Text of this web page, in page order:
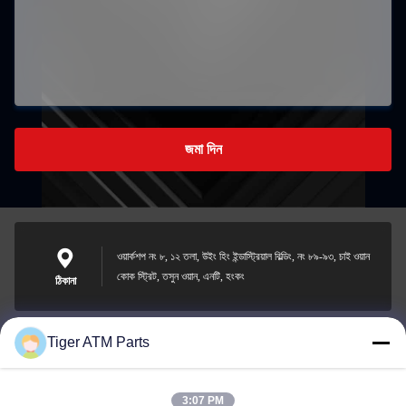
জমা দিন
ঠিকানা
ওয়ার্কশপ নং ৮, ১২ তলা, উইং হিং ইন্ডাস্ট্রিয়াল বিল্ডিং, নং ৮৯-৯৩, চাই ওয়ান
কোক স্ট্রিট, তসুন ওয়ান, এনটি, হংকং
sales@atmpart.com.cn
Tiger ATM Parts
3:07 PM